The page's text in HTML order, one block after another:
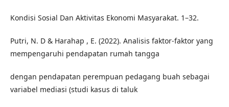
Kondisi Sosial Dan Aktivitas Ekonomi Masyarakat. 1–32.
Putri, N. D & Harahap , E. (2022). Analisis faktor-faktor yang
mempengaruhi pendapatan rumah tangga
dengan pendapatan perempuan pedagang buah sebagai
variabel mediasi (studi kasus di taluk